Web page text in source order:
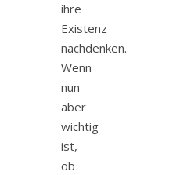
ihre
Existenz
nachdenken.
Wenn
nun
aber
wichtig
ist,
ob